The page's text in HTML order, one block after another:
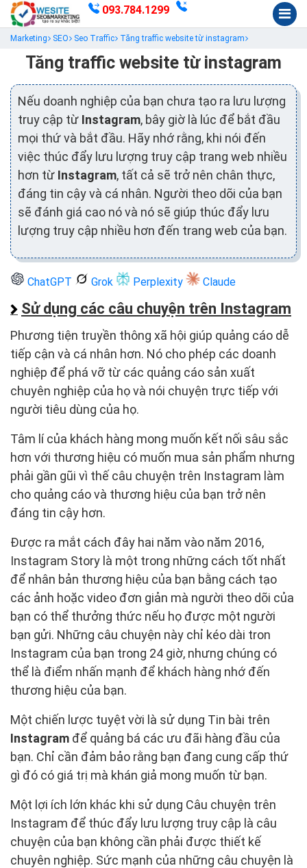
093.784.1299
Marketing SEO Seo Traffic Tăng traffic website từ instagram
Tăng traffic website từ instagram
Nếu doanh nghiệp của bạn chưa tạo ra lưu lượng
truy cập từ Instagram, bây giờ là lúc để bắt đầu
mọi thứ và bắt đầu. Hãy nhớ rằng, khi nói đến
việc thúc đẩy lưu lượng truy cập trang web nhiều
hơn từ Instagram, tất cả sẽ trở nên chân thực,
đáng tin cậy và cá nhân. Người theo dõi của bạn
sẽ đánh giá cao nó và nó sẽ giúp thúc đẩy lưu
lượng truy cập nhiều hơn đến trang web của bạn.
ChatGPT Grok Perplexity Claude
Sử dụng các câu chuyện trên Instagram
Phương tiện truyền thông xã hội giúp quảng cáo dễ
tiếp cận và cá nhân hơn. Nó cho phép các doanh
nghiệp để phá vỡ từ các quảng cáo sản xuất
chuyên nghiệp của họ và nói chuyện trực tiếp với
người tiêu dùng của họ.
Tâm lí của khách hàng mong muốn kết nối sâu sắc
hơn với thương hiệu có muốn mua sản phẩm nhưng
phải gần gũi vì thế câu chuyện trên Instagram làm
cho quảng cáo và thương hiệu của bạn trở nên
đáng tin cậy hơn.
Được ra mắt cách đây hai năm vào năm 2016,
Instagram Story là một trong những cách tốt nhất
để nhân bản thương hiệu của bạn bằng cách tạo
các ảnh hoặc video đơn giản mà người theo dõi của
bạn có thể thưởng thức nếu họ được một người
bạn gửi. Những câu chuyện này chỉ kéo dài tron
Instagram của bạn trong 24 giờ, nhưng chúng có
thể là điểm nhấn mạnh để khách hàng nhớ đến
thương hiệu của bạn.
Một chiến lược tuyệt vời là sử dụng Tin bài trên
Instagram để quảng bá các ưu đãi hàng đầu của
bạn. Chỉ cần đảm bảo rằng bạn đang cung cấp thứ
gì đó có giá trị mà khán giả mong muốn từ bạn.
Một lợi ích lớn khác khi sử dụng Câu chuyện trên
Instagram để thúc đẩy lưu lượng truy cập là câu
chuyện của bạn không cần phải được thiết kế
chuyên nghiệp. Sức mạnh của những câu chuyện là